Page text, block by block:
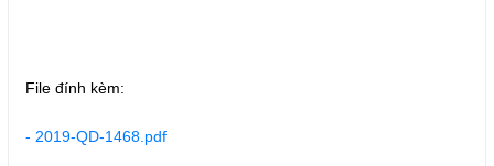
File đính kèm:
- 2019-QD-1468.pdf